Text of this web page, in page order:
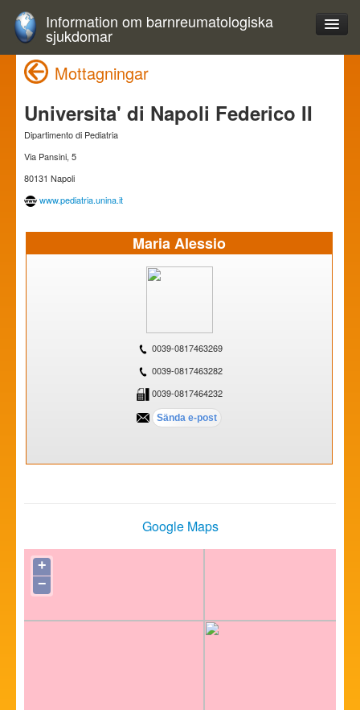
Information om barnreumatologiska
sjukdomar
Mottagningar
Universita' di Napoli Federico II
Dipartimento di Pediatria
Via Pansini, 5
80131 Napoli
www.pediatria.unina.it
Maria Alessio
0039-0817463269
0039-0817463282
0039-0817464232
Google Maps
+
−